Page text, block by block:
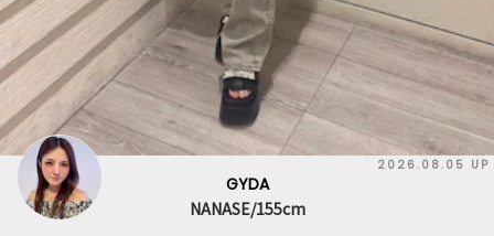
2026.08.05 UP
GYDA
NANASE/155cm